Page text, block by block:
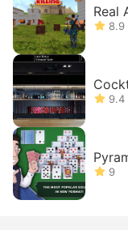
Real
8.9
9.4
9